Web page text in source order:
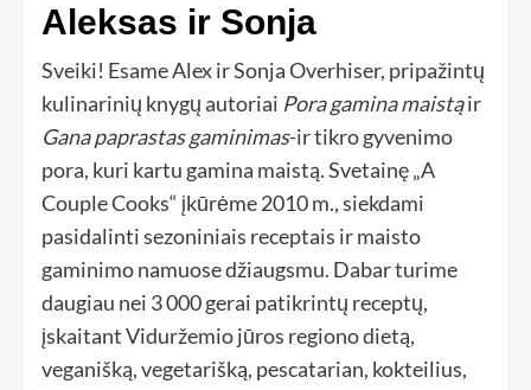
Aleksas ir Sonja
Sveiki! Esame Alex ir Sonja Overhiser, pripažintų
kulinarinių knygų autoriai Pora gamina maistąir
Gana paprastas gaminimas-ir tikro gyvenimo
pora, kuri kartu gamina maistą. Svetainę „A
Couple Cooks“ įkūrėme 2010 m., siekdami
pasidalinti sezoniniais receptais ir maisto
gaminimo namuose džiaugsmu. Dabar turime
daugiau nei 3 000 gerai patikrintų receptų,
įskaitant Viduržemio jūros regiono dietą,
veganišką, vegetarišką, pescatarian, kokteilius,